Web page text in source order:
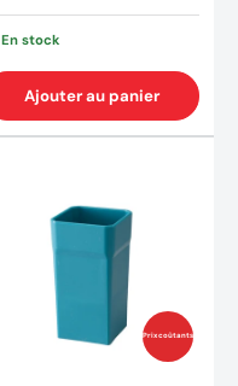
En stock
Ajouter au panier
Prix coûtants